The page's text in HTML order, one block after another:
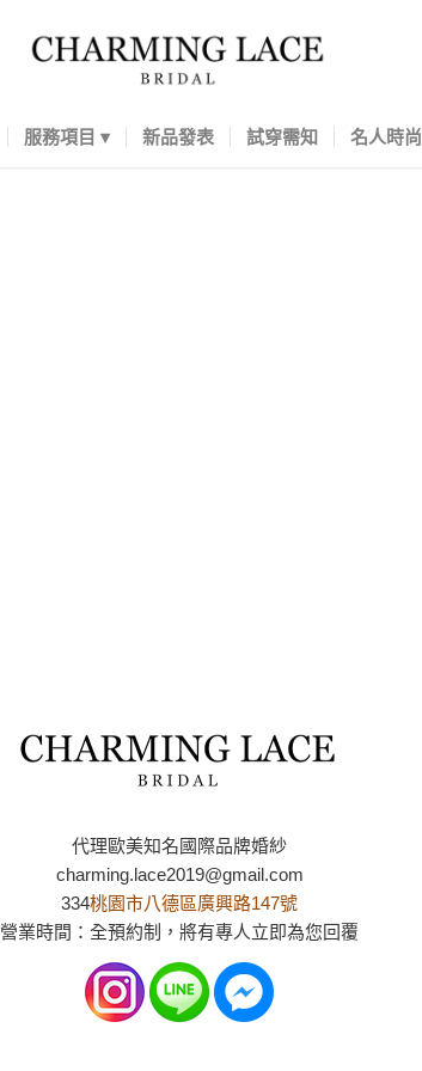
服務項目 新品發表 試穿需知 名人時尚
代理歐美知名國際品牌婚紗
charming.lace2019@gmail.com
334桃園市八德區廣興路147號
營業時間：全預約制，將有專人立即為您回覆